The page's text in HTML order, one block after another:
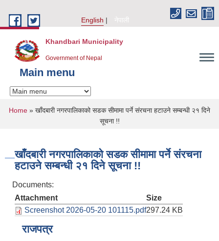
English
नेपाली
Khandbari Municipality
Government of Nepal
Main menu
You are here
Home » खाँदबारी नगरपालिकाको सडक सीमामा पर्ने संरचना हटाउने सम्बन्धी २१ दिने
सूचना !!
खाँदबारी नगरपालिकाको सडक सीमामा पर्ने संरचना
हटाउने सम्बन्धी २१ दिने सूचना !!
Documents:
Attachment
Size
Screenshot 2026-05-20 101115.pdf297.24 KB
राजपत्र